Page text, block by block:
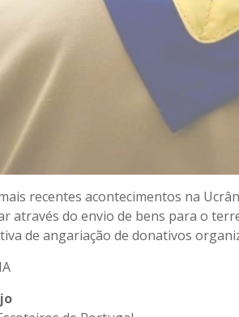
recentes acontecimentos na
através do envio de bens para o
de angariação de donativos